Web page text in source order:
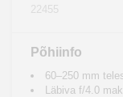
22455
Põhiinfo
60–250 mm
Läbiva f/4.0
hobi